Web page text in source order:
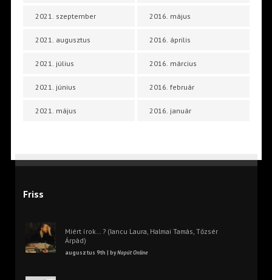
2021. szeptember
2021. augusztus
2021. július
2021. június
2021. május
2016. május
2016. április
2016. március
2016. február
2016. január
Friss
Miért írok… ? (Iancu Laura, Halmai Tamás, Tőzsér
Árpád)
augusztus 9th | byNapút Online